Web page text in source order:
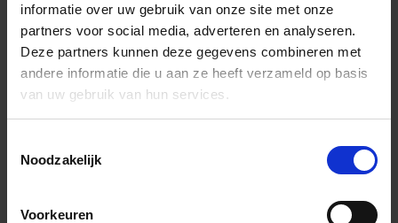
informatie over uw gebruik van onze site met onze
partners voor social media, adverteren en analyseren.
Deze partners kunnen deze gegevens combineren met
andere informatie die u aan ze heeft verzameld op basis
van uw gebruik van hun services.
Noodzakelijk
Voorkeuren